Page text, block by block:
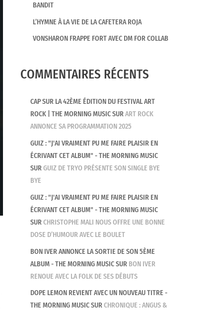
BANDIT
L’HYMNE À LA VIE DE LA CAFETERA ROJA
VONSHARON FRAPPE FORT AVEC DM FOR COLLAB
COMMENTAIRES RÉCENTS
CAP SUR LA 42ÈME ÉDITION DU FESTIVAL ART
ROCK | THE MORNING MUSICSURART ROCK
ANNONCE SA PROGRAMMATION 2025
GUIZ : "J'AI VRAIMENT PU ME FAIRE PLAISIR EN
ÉCRIVANT CET ALBUM" - THE MORNING MUSIC
SURGUIZ DE TRYO PRÉSENTE SON SINGLE BYE
BYE
GUIZ : "J'AI VRAIMENT PU ME FAIRE PLAISIR EN
ÉCRIVANT CET ALBUM" - THE MORNING MUSIC
SURCHRISTOPHE MALI NOUS OFFRE UNE BONNE
DOSE D’HUMOUR AVEC LE BOULET
BON IVER ANNONCE LA SORTIE DE SON 5ÈME
ALBUM - THE MORNING MUSICSUR BON IVER
RENOUE AVEC LA FOLK DE SES DÉBUTS
DOPE LEMON REVIENT AVEC UN NOUVEAU TITRE -
THE MORNING MUSICSURCHRONIQUE : ANGUS &